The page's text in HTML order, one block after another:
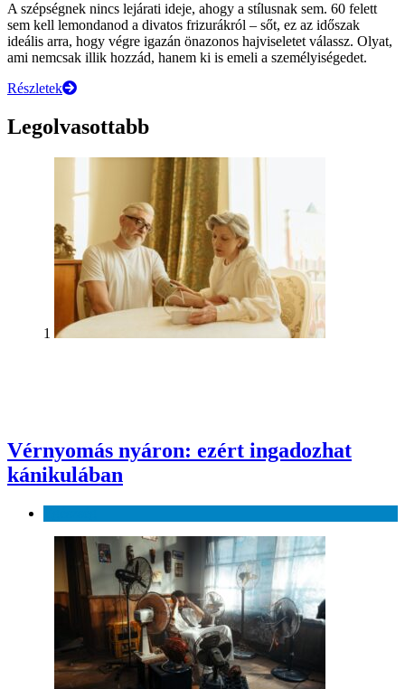
A szépségnek nincs lejárati ideje, ahogy a stílusnak sem. 60 felett
sem kell lemondanod a divatos frizurákról – sőt, ez az időszak
ideális arra, hogy végre igazán önazonos hajviseletet válassz. Olyat,
ami nemcsak illik hozzád, hanem ki is emeli a személyiségedet.
Részletek
Legolvasottabb
1
Vérnyomás nyáron: ezért ingadozhat
kánikulában